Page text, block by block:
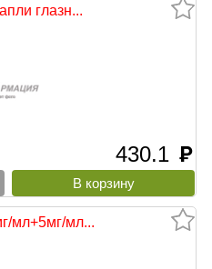
глазн...
430.1 руб
мл+5мг/мл...